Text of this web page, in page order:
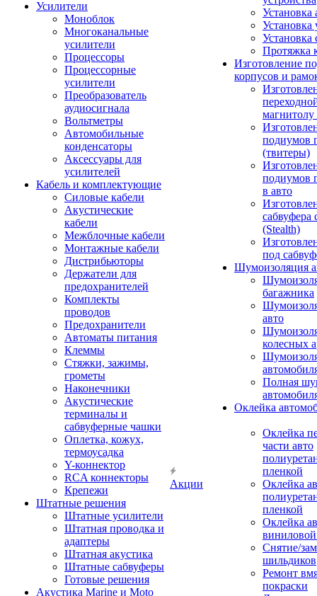
Усилители
Моноблок
Многоканальные
усилители
Процессоры
Процессорные
усилители
Преобразователь
аудиосигнала
Вольтметры
Автомобильные
конденсаторы
Аксессуары для
усилителей
Кабель и комплектующие
Силовые кабели
Акустические
кабели
Межблочные кабели
Монтажные кабели
Дистрибьюторы
Держатели для
предохранителей
Комплекты
проводов
Предохранители
Автоматы питания
Клеммы
Стяжки, зажимы,
грометы
Наконечники
Акустические
терминалы и
сабвуферные чашки
Оплетка, кожух,
термоусадка
Y-коннектор
RCA коннекторы
Крепежи
Штатные решения
Штатные усилители
Штатная проводка и
адаптеры
Штатная акустика
Штатные сабвуферы
Готовые решения
Акустика Marine и Moto
Акции
Установка
Установка
Установка
Протяжка
Изготовление
корпусов и
подиумов
(твитеры)
подиумов
в авто
сабвуфера
(Stealth)
под
Шумоизоляция
багажника
авто
колесных
Полная
Оклейка
Оклейка
части авто
пленкой
Оклейка
пленкой
Оклейка
Снятие/
шильдиков
Ремонт
покраски